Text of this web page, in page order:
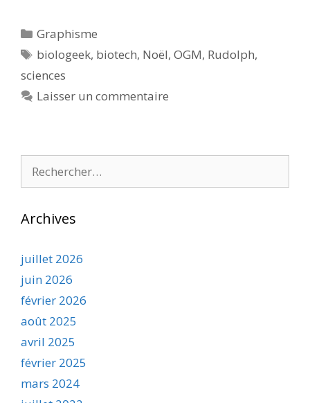
Catégories
Graphisme
Étiquettes
biologeek, biotech, Noël,OGM, Rudolph,
sciences
Laisser un commentaire
Archives
juillet 2026
juin 2026
février 2026
août 2025
avril 2025
février 2025
mars 2024